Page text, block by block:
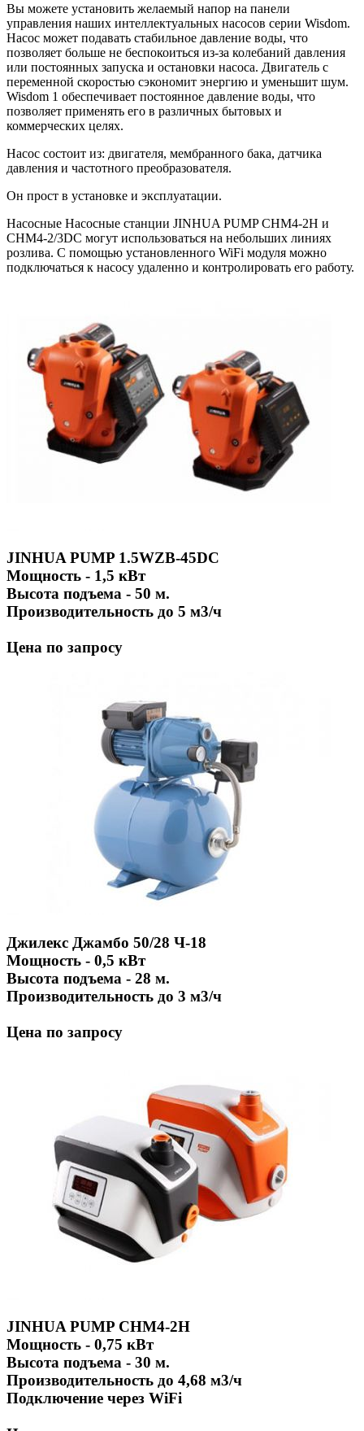
Вы можете установить желаемый напор на панели
управления наших интеллектуальных насосов серии Wisdom.
Насос может подавать стабильное давление воды, что
позволяет больше не беспокоиться из-за колебаний давления
или постоянных запуска и остановки насоса. Двигатель с
переменной скоростью сэкономит энергию и уменьшит шум.
Wisdom 1 обеспечивает постоянное давление воды, что
позволяет применять его в различных бытовых и
коммерческих целях.
Насос состоит из: двигателя, мембранного бака, датчика
давления и частотного преобразователя.
Он прост в установке и эксплуатации.
Насосные Насосные станции JINHUA PUMP CHM4-2H и
CHM4-2/3DC могут использоваться на небольших линиях
розлива. С помощью установленного WiFi модуля можно
подключаться к насосу удаленно и контролировать его работу.
JINHUA PUMP 1.5WZB-45DC
Мощность - 1,5 кВт
Высота подъема - 50 м.
Производительность до 5 м3/ч
Цена по запросу
Джилекс Джамбо 50/28 Ч-18
Мощность - 0,5 кВт
Высота подъема - 28 м.
Производительность до 3 м3/ч
Цена по запросу
JINHUA PUMP CHM4-2H
Мощность - 0,75 кВт
Высота подъема - 30 м.
Производительность до 4,68 м3/ч
Подключение через WiFi